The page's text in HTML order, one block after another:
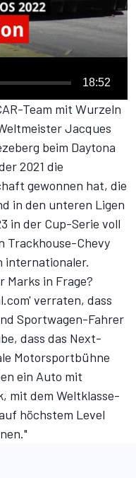
18:52
Team mit Wurzeln
Jacques
beim Daytona
2021 die
gewonnen hat, die
in den unteren Ligen
in der Cup-Serie voll
Chevy
internationaler.
Marks in Frage?
verraten, dass
Sportwagen-Fahrer
dass das Next-
Motorsportbühne
ein Auto mit
mit dem Weltklasse-
höchstem Level